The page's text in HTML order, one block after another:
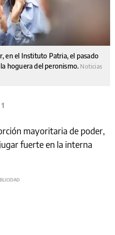
en el Instituto Patria, el pasado
hoguera del peronismo. Noticias
1
mayoritaria de poder,
fuerte en la interna